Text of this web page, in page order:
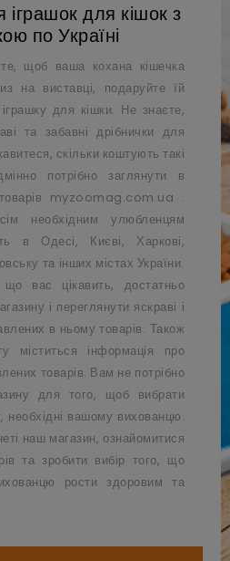
іграшок для кішок з
по Україні
щоб ваша кохана кішечка
на виставці, подаруйте їй
для кішки. Не знаєте,
та забавні дрібнички для
скільки коштують такі
потрібно заглянути в
myzoomag.com.ua .
необхідним улюбленцям
в Одесі, Києві, Харкові,
та інших містах України.
вас цікавить, достатньо
і переглянути яскраві і
в ньому товарів. Також
міститься інформація про
товарів. Вам не потрібно
для того, щоб вибрати
необхідні вашому вихованцю.
наш магазин, ознайомитися
та зробити вибір того, що
рости здоровим та